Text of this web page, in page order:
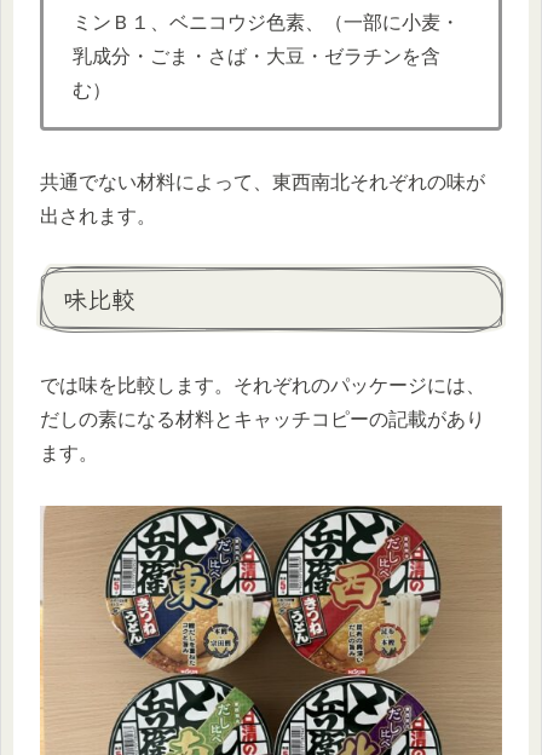
ミンＢ１、ベニコウジ色素、（一部に小麦・
乳成分・ごま・さば・大豆・ゼラチンを含
む）
共通でない材料によって、東西南北それぞれの味が
出されます。
味比較
では味を比較します。 それぞれのパッケージには、
だしの素になる材料とキャッチコピーの記載があり
ます。